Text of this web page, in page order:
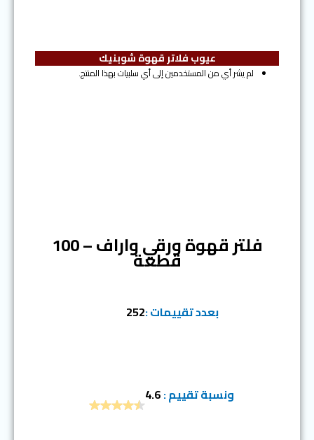
عيوب فلاتر قهوة شوبنيك
لم يشر أي من المستخدمين إلى أي سلبيات بهذا المنتج.
فلتر قهوة ورقي واراف – 100 قطعة
بعدد تقييمات :252
ونسبة تقييم :4.6